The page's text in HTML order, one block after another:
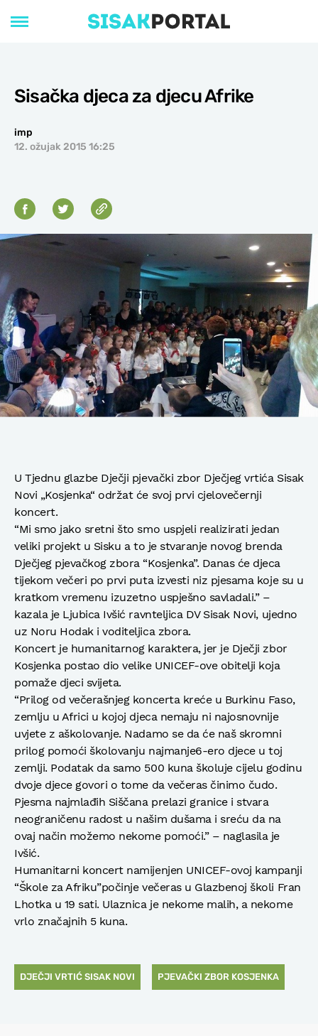
Sisačka djeca za djecu Afrike
imp
12. ožujak 2015 16:25
U Tjednu glazbe Dječji pjevački zbor Dječjeg vrtića Sisak
Novi „Kosjenka“ održat će svoj prvi cjelovečernji
koncert.
“Mi smo jako sretni što smo uspjeli realizirati jedan
veliki projekt u Sisku a to je stvaranje novog brenda
Dječjeg pjevačkog zbora “Kosjenka”. Danas će djeca
tijekom večeri po prvi puta izvesti niz pjesama koje su u
kratkom vremenu izuzetno uspješno savladali.” –
kazala je Ljubica Ivšić ravnteljica DV Sisak Novi, ujedno
uz Noru Hodak i voditeljica zbora.
Koncert je humanitarnog karaktera, jer je Dječji zbor
Kosjenka postao dio velike UNICEF-ove obitelji koja
pomaže djeci svijeta.
“Prilog od večerašnjeg koncerta kreće u Burkinu Faso,
zemlju u Africi u kojoj djeca nemaju ni najosnovnije
uvjete z aškolovanje. Nadamo se da će naš skromni
prilog pomoći školovanju najmanje6-ero djece u toj
zemlji. Podatak da samo 500 kuna školuje cijelu godinu
dvoje djece govori o tome da večeras činimo čudo.
Pjesma najmlađih Siščana prelazi granice i stvara
neograničenu radost u našim dušama i sreću da na
ovaj način možemo nekome pomoći.” – naglasila je
Ivšić.
Humanitarni koncert namijenjen UNICEF-ovoj kampanji
“Škole za Afriku”počinje večeras u Glazbenoj školi Fran
Lhotka u 19 sati. Ulaznica je nekome malih, a nekome
vrlo značajnih 5 kuna.
DJEČJI VRTIĆ SISAK NOVI PJEVAČKI ZBOR KOSJENKA